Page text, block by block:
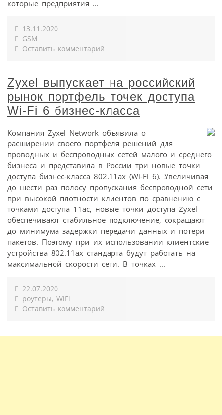
которые предприятия ...
13.11.2020
GSM
Оставить комментарий
Zyxel выпускает на российский
рынок портфель точек доступа
Wi-Fi 6 бизнес-класса
Компания Zyxel Network объявила о
расширении своего портфеля решений для
проводных и беспроводных сетей малого и среднего
бизнеса и представила в России три новые точки
доступа бизнес-класса 802.11ax (Wi-Fi 6). Увеличивая
до шести раз полосу пропускания беспроводной сети
при высокой плотности клиентов по сравнению с
точками доступа 11ac, новые точки доступа Zyxel
обеспечивают стабильное подключение, сокращают
до минимума задержки передачи данных и потери
пакетов. Поэтому при их использовании клиентские
устройства 802.11ax стандарта будут работать на
максимальной скорости сети. В точках ...
22.07.2020
роутеры, WiFi
Оставить комментарий